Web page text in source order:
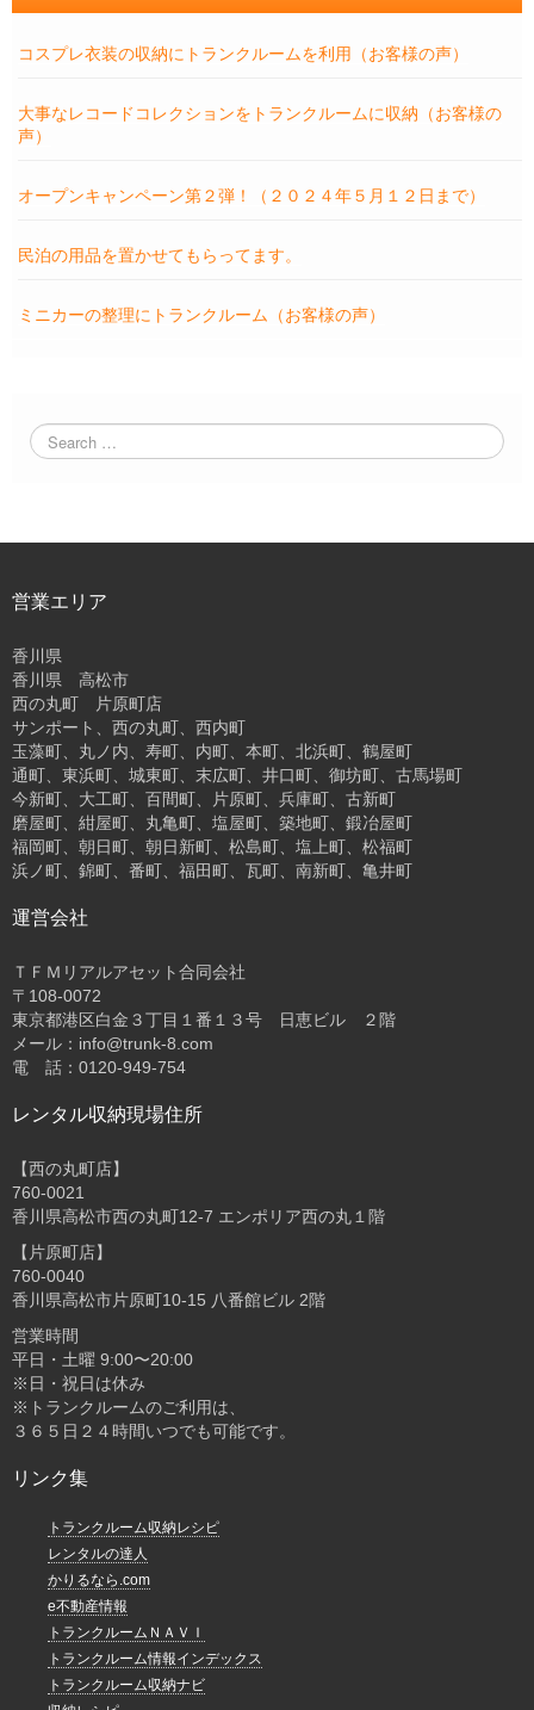
コスプレ衣装の収納にトランクルームを利用（お客様の声）
大事なレコードコレクションをトランクルームに収納（お客様の
声）
オープンキャンペーン第２弾！（２０２４年５月１２日まで）
民泊の用品を置かせてもらってます。
ミニカーの整理にトランクルーム（お客様の声）
営業エリア
香川県
香川県 高松市
西の丸町 片原町店
サンポート、西の丸町、西内町
玉藻町、丸ノ内、寿町、内町、本町、北浜町、鶴屋町
通町、東浜町、城東町、末広町、井口町、御坊町、古馬場町
今新町、大工町、百間町、片原町、兵庫町、古新町
磨屋町、紺屋町、丸亀町、塩屋町、築地町、鍛冶屋町
福岡町、朝日町、朝日新町、松島町、塩上町、松福町
浜ノ町、錦町、番町、福田町、瓦町、南新町、亀井町
運営会社
ＴＦＭリアルアセット合同会社
〒108-0072
東京都港区白金３丁目１番１３号 日恵ビル ２階
メール：info@trunk-8.com
電 話：0120-949-754
レンタル収納現場住所
【西の丸町店】
760-0021
香川県高松市西の丸町12-7 エンポリア西の丸１階
【片原町店】
760-0040
香川県高松市片原町10-15 八番館ビル 2階
営業時間
平日・土曜 9:00〜20:00
※日・祝日は休み
※トランクルームのご利用は、
３６５日２４時間いつでも可能です。
リンク集
トランクルーム収納レシピ
レンタルの達人
かりるなら.com
e不動産情報
トランクルームＮＡＶＩ
トランクルーム情報インデックス
トランクルーム収納ナビ